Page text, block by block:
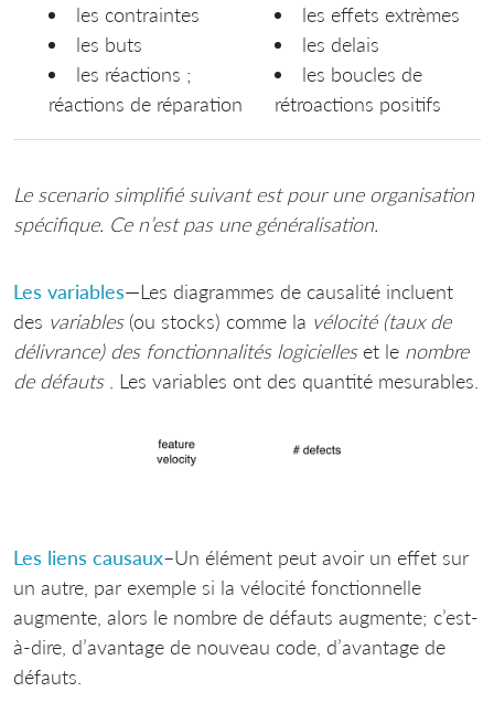
les contraintes
les buts
les réactions ;
réactions de réparation
les effets extrèmes
les delais
les boucles de
rétroactions positifs
Le scenario simplifié suivant est pour une organisation
spécifique. Ce n’est pas une généralisation.
Les variables—Les diagrammes de causalité incluent
des variables(ou stocks) comme la vélocité (taux de
délivrance) des fonctionnalités logicielleset le nombre
de défauts. Les variables ont des quantité mesurables.
Les liens causaux–Un élément peut avoir un effet sur
un autre, par exemple si la vélocité fonctionnelle
augmente, alors le nombre de défauts augmente; c’est-
à-dire, d’avantage de nouveau code, d’avantage de
défauts.